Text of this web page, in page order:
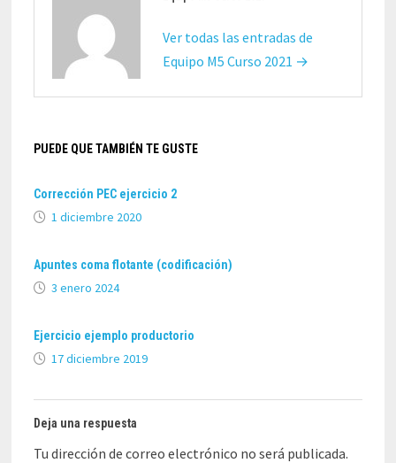
Ver todas las entradas de
Equipo M5 Curso 2021 →
PUEDE QUE TAMBIÉN TE GUSTE
Corrección PEC ejercicio 2
1 diciembre 2020
Apuntes coma flotante (codificación)
3 enero 2024
Ejercicio ejemplo productorio
17 diciembre 2019
Deja una respuesta
Tu dirección de correo electrónico no será publicada.